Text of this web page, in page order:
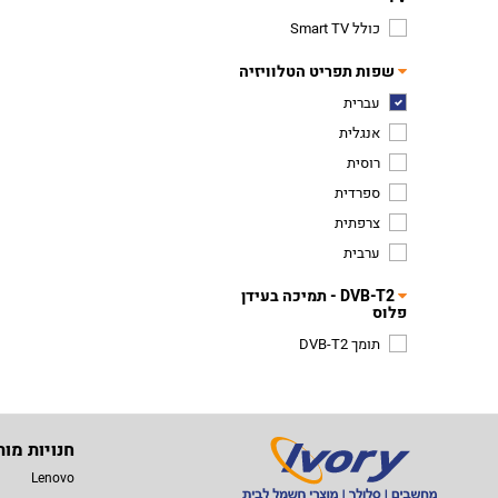
כולל Smart TV
שפות תפריט הטלוויזיה
עברית
אנגלית
רוסית
ספרדית
צרפתית
ערבית
DVB-T2 - תמיכה בעידן
פלוס
תומך DVB-T2
חנויות
Lenovo